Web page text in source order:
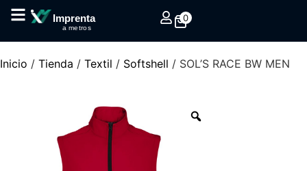
Imprenta
a metros
0
Inicio / Tienda / Textil / Softshell / SOL’S RACE BW MEN